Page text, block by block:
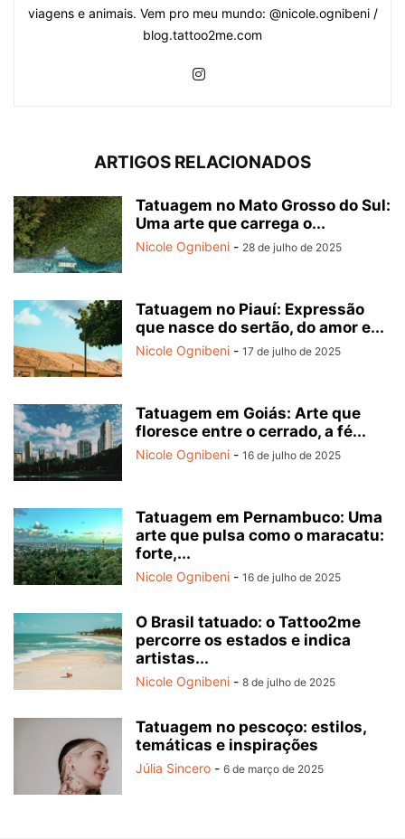
viagens e animais. Vem pro meu mundo: @nicole.ognibeni /
blog.tattoo2me.com
ARTIGOS RELACIONADOS
Tatuagem no Mato Grosso do Sul:
Uma arte que carrega o...
Nicole Ognibeni - 28 de julho de 2025
Tatuagem no Piauí: Expressão
que nasce do sertão, do amor e...
Nicole Ognibeni - 17 de julho de 2025
Tatuagem em Goiás: Arte que
floresce entre o cerrado, a fé...
Nicole Ognibeni - 16 de julho de 2025
Tatuagem em Pernambuco: Uma
arte que pulsa como o maracatu:
forte,...
Nicole Ognibeni - 16 de julho de 2025
O Brasil tatuado: o Tattoo2me
percorre os estados e indica
artistas...
Nicole Ognibeni - 8 de julho de 2025
Tatuagem no pescoço: estilos,
temáticas e inspirações
Júlia Sincero - 6 de março de 2025